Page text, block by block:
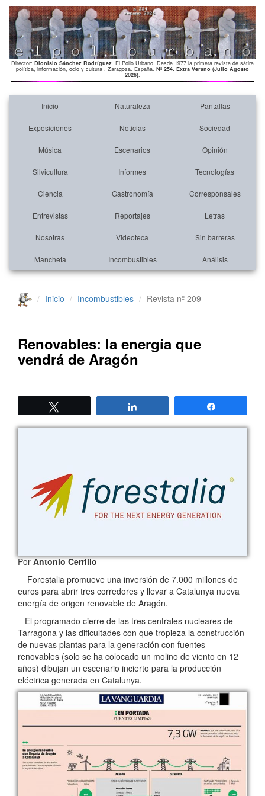
Director: Dionisio Sánchez Rodríguez. El Pollo Urbano. Desde 1977 la primera revista de sátira
política, información, ocio y cultura . Zaragoza. España. Nº 254. Extra Verano (Julio Agosto
2026).
Inicio Naturaleza Pantallas
Exposiciones Noticias Sociedad
Música Escenarios Opinión
Silvicultura Informes Tecnologías
Ciencia Gastronomía Corresponsales
Entrevistas Reportajes Letras
Nosotras Videoteca Sin barreras
Mancheta Incombustibles Análisis
Inicio Incombustibles Revista nº 209
Renovables: la energía que
vendrá de Aragón
PorAntonio Cerrillo
Forestalia promueve una inversión de 7.000 millones de
euros para abrir tres corredores y llevar a Catalunya nueva
energía de origen renovable de Aragón.
El programado cierre de las tres centrales nucleares de
Tarragona y las dificultades con que tropieza la construcción
de nuevas plantas para la generación con fuentes
renovables (solo se ha colocado un molino de viento en 12
años) dibujan un escenario incierto para la producción
eléctrica generada en Catalunya.